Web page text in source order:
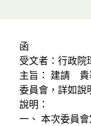
English
臉書
YouTube
函
受文者：行政院
主旨： 建請 貴
委員會，詳如說
說明：
一、 本次委員